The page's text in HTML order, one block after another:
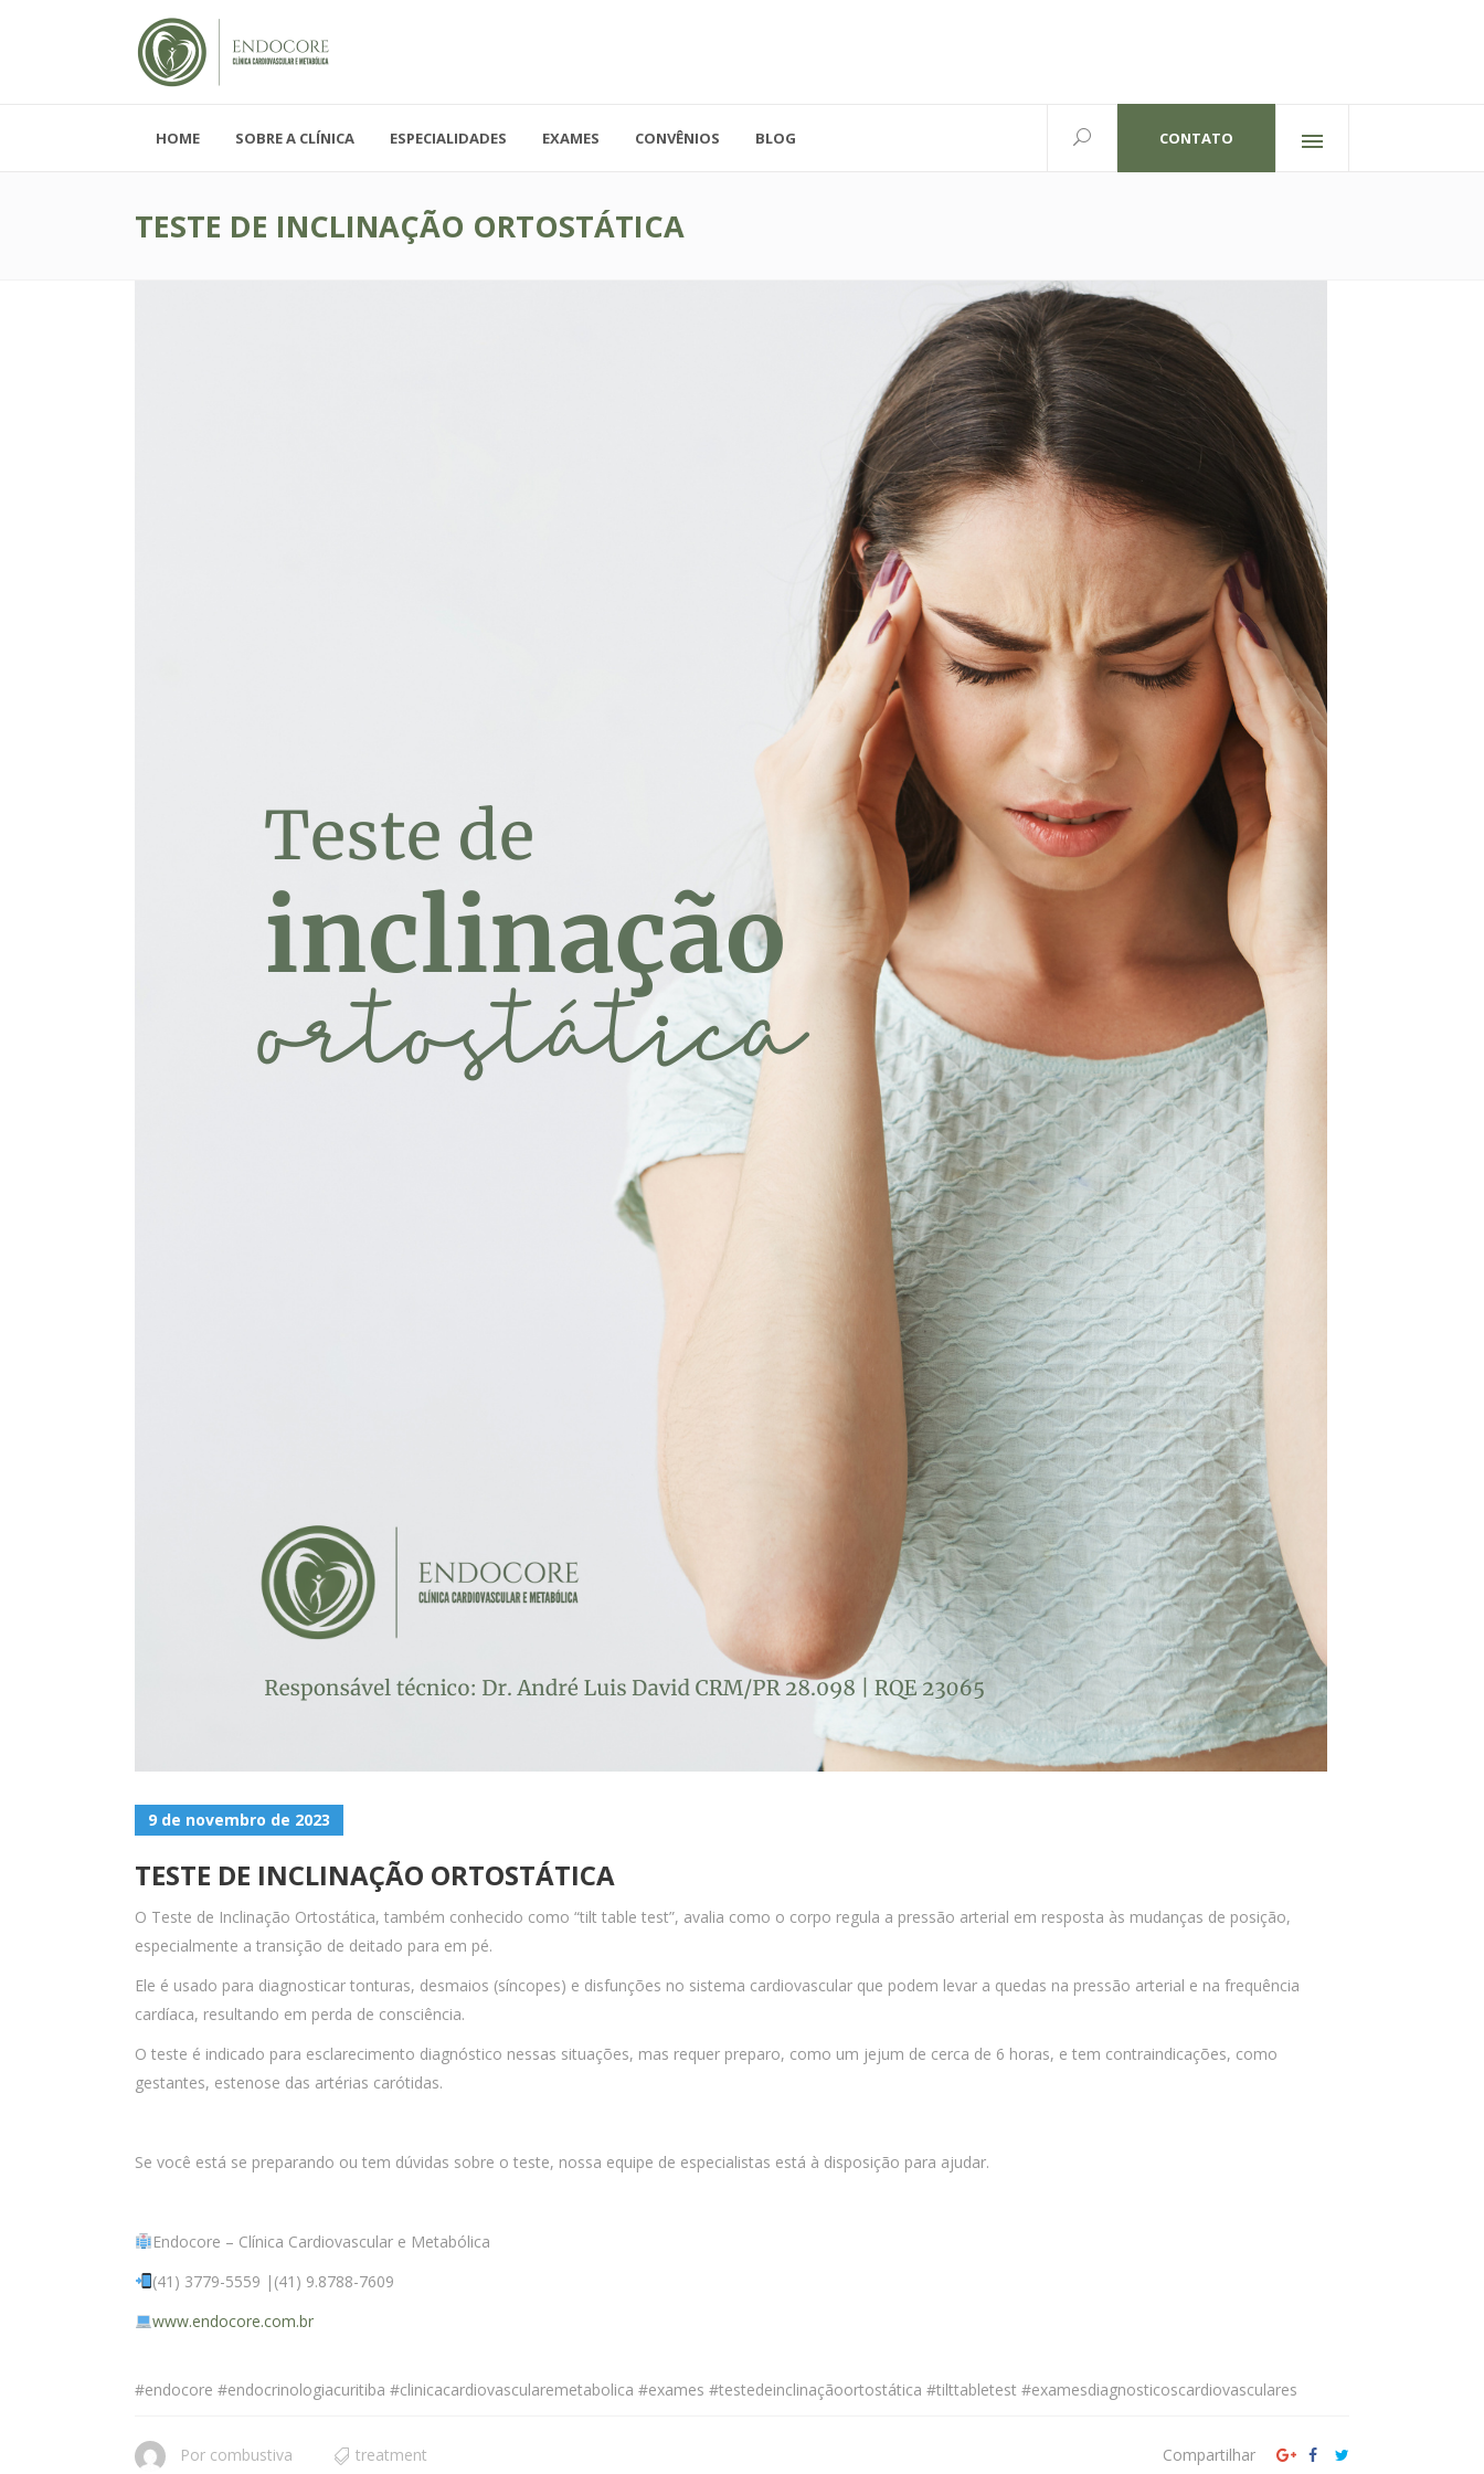
Segunda - Sexta-feira, das 08h-19h
41.3779-5559
Rua Doutor Alexandre Gutierrez,826
Redes sociais
HOME SOBRE A CLÍNICA ESPECIALIDADES EXAMES CONVÊNIOS BLOG CONTATO
TESTE DE INCLINAÇÃO ORTOSTÁTICA
9 de novembro de 2023
TESTE DE INCLINAÇÃO ORTOSTÁTICA
O Teste de Inclinação Ortostática, também conhecido como “tilt table test”, avalia como o corpo regula a pressão arterial em resposta às mudanças de posição,
especialmente a transição de deitado para em pé.
Ele é usado para diagnosticar tonturas, desmaios (síncopes) e disfunções no sistema cardiovascular que podem levar a quedas na pressão arterial e na frequência
cardíaca, resultando em perda de consciência.
O teste é indicado para esclarecimento diagnóstico nessas situações, mas requer preparo, como um jejum de cerca de 6 horas, e tem contraindicações, como
gestantes, estenose das artérias carótidas.
Se você está se preparando ou tem dúvidas sobre o teste, nossa equipe de especialistas está à disposição para ajudar.
Endocore – Clínica Cardiovascular e Metabólica
(41) 3779-5559 |(41) 9.8788-7609
www.endocore.com.br
#endocore #endocrinologiacuritiba #clinicacardiovascularemetabolica #exames #testedeinclinaçãoortostática #tilttabletest #examesdiagnosticoscardiovasculares
Por combustiva treatment Compartilhar